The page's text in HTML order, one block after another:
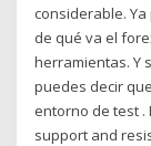
considerable.
de qué va el
herramientas. Y
puedes decir
entorno de test .
support and